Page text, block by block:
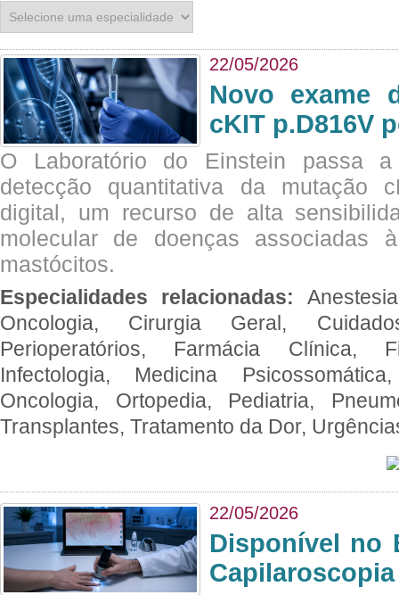
22/05/2026
Novo exame
cKIT p.D816V
O Laboratório do Einstein passa
detecção quantitativa da mutação
digital, um recurso de alta
molecular de doenças associadas
mastócitos.
Especialidades relacionadas:
Oncologia, Cirurgia Geral,
Perioperatórios, Farmácia Clínica,
Infectologia, Medicina
Oncologia, Ortopedia, Pediatria,
Transplantes, Tratamento da Dor,
22/05/2026
Disponível no